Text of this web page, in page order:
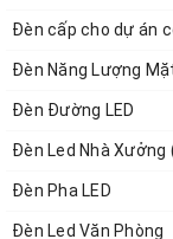
tại Việt Nam.. Các
trình.
Đèn cấp cho dự án
Đèn Năng Lượng
Đèn Đường LED
Đèn Led Nhà Xưởng
Đèn Pha LED
Đèn Led Văn Phòng